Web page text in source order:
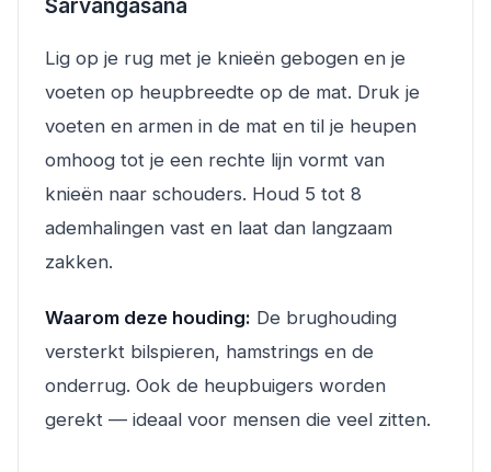
Sarvangasana
Lig op je rug met je knieën gebogen en je
voeten op heupbreedte op de mat. Druk je
voeten en armen in de mat en til je heupen
omhoog tot je een rechte lijn vormt van
knieën naar schouders. Houd 5 tot 8
ademhalingen vast en laat dan langzaam
zakken.
Waarom deze houding: De brughouding
versterkt bilspieren, hamstrings en de
onderrug. Ook de heupbuigers worden
gerekt — ideaal voor mensen die veel zitten.